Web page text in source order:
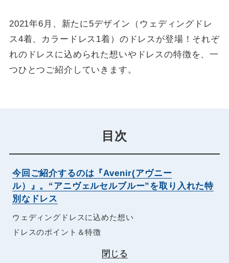
2021年6月、新たに5デザイン（ウェディングドレ
ス4着、カラードレス1着）のドレスが登場！それぞ
れのドレスに込められた想いやドレスの特徴を、一
つひとつご紹介していきます。
目次
今回ご紹介するのは『Avenir(アヴニー
ル）』。“アニヴェルセルブルー”を取り入れた特
別なドレス
ウェディングドレスに込めた想い
ドレスのポイント＆特徴
閉じる